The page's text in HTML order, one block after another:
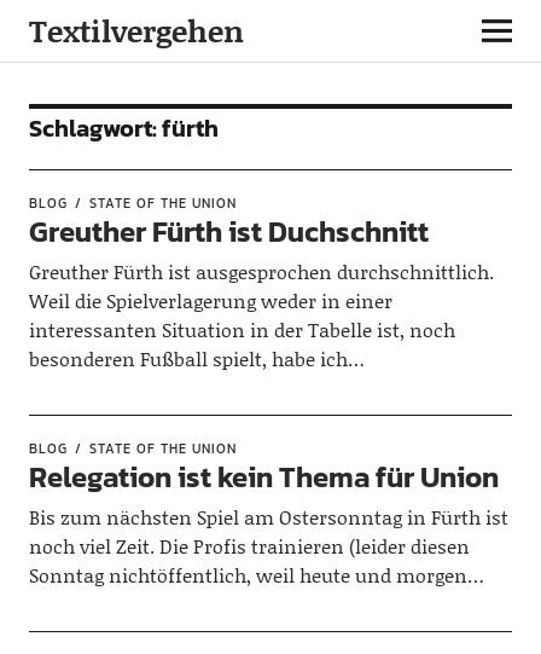
Textilvergehen
Schlagwort:fürth
BLOG STATE OF THE UNION
Greuther Fürth ist Duchschnitt
Greuther Fürth ist ausgesprochen durchschnittlich.
Weil die Spielverlagerung weder in einer
interessanten Situation in der Tabelle ist, noch
besonderen Fußball spielt, habe ich…
BLOG STATE OF THE UNION
Relegation ist kein Thema für Union
Bis zum nächsten Spiel am Ostersonntag in Fürth ist
noch viel Zeit. Die Profis trainieren (leider diesen
Sonntag nichtöffentlich, weil heute und morgen…